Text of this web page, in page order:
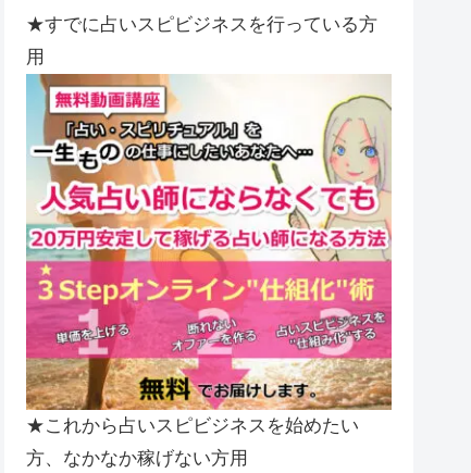
★すでに占いスピビジネスを行っている方
用
★これから占いスピビジネスを始めたい
方、なかなか稼げない方用